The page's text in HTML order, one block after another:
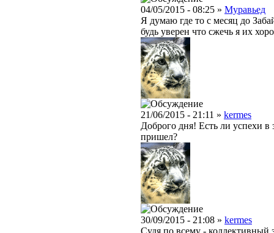
04/05/2015 - 08:25 » Муравьед
Я думаю где то с месяц до
будь уверен что сжечь я их
21/06/2015 - 21:11 » kermes
Доброго дня! Есть ли успехи в
пришел?
30/09/2015 - 21:08 » kermes